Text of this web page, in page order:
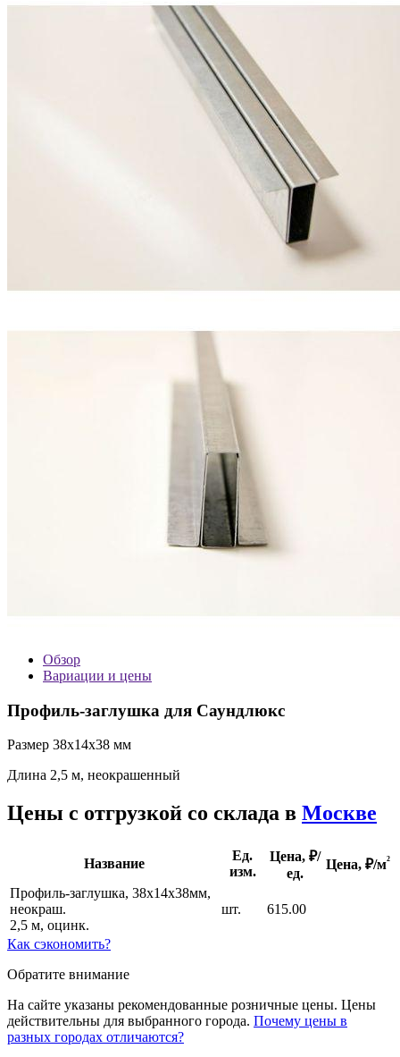
Обзор
Вариации и цены
Профиль-заглушка для Саундлюкс
Размер 38х14х38 мм
Длина 2,5 м, неокрашенный
Цены с отгрузкой со склада в Москве
Название
Ед.
изм.
Цена, ₽/
ед.
Цена, ₽/м²
Профиль-заглушка, 38х14х38мм,
неокраш.
2,5 м, оцинк.
шт. 615.00
Как сэкономить?
Обратите внимание
На сайте указаны рекомендованные розничные цены. Цены
действительны для выбранного города. Почему цены в
разных городах отличаются?